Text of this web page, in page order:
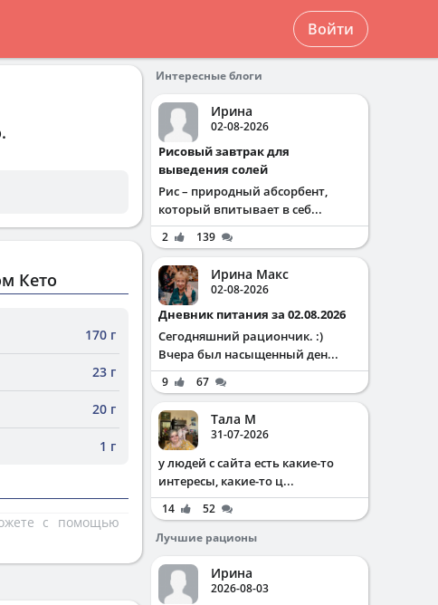
Войти
.
Кето
170 г
23 г
20 г
1 г
с помощью
Интересные блоги
Ирина
02-08-2026
Рисовый завтрак для
выведения солей
Рис – природный абсорбент,
который впитывает в себ...
2 139
Ирина Макс
02-08-2026
Дневник питания за 02.08.2026
Сегодняшний рациончик. :)
Вчера был насыщенный ден...
9 67
Тала М
31-07-2026
у людей с сайта есть какие-то
интересы, какие-то ц...
14
52
Лучшие рационы
Ирина
2026-08-03